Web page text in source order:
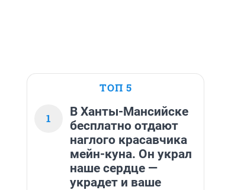
ТОП 5
1
В Ханты-Мансийске
бесплатно отдают
наглого красавчика
мейн-куна. Он украл
наше сердце —
украдет и ваше